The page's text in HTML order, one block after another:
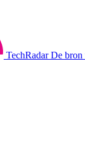
TechRadar De bron